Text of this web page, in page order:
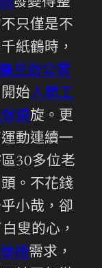
發變得整
只僅是不
紙鶴時，
震旦辦公家
始人體工
俱旋。更
動連續一
30多位老
。不花錢
小哉，卻
叟的心，
椅需求，